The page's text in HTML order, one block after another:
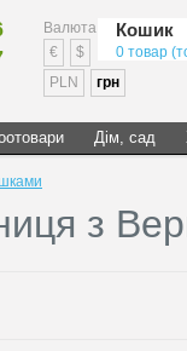
Валюта
€
$
PLN
грн
Кошик
0 товар
Дім, сад
з